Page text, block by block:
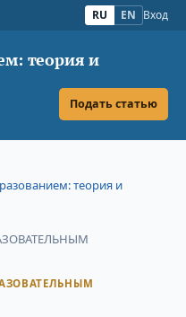
RU EN Вход
теория и
Подать статью
теория и